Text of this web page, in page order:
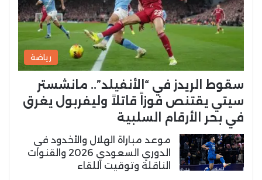
رياضة
سقوط الريدز في “الأنفيلد”.. مانشستر
سيتي يقتنص فوزاً قاتلاً وليفربول يغرق
في بحر الأرقام السلبية
موعد مباراة الهلال والأخدود في
الدوري السعودي 2026 والقنوات
الناقلة وتوقيت اللقاء